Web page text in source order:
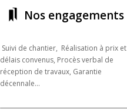
Nos engagements
Suivi de chantier, Réalisation à prix et
délais convenus, Procès verbal de
réception de travaux, Garantie
décennale...